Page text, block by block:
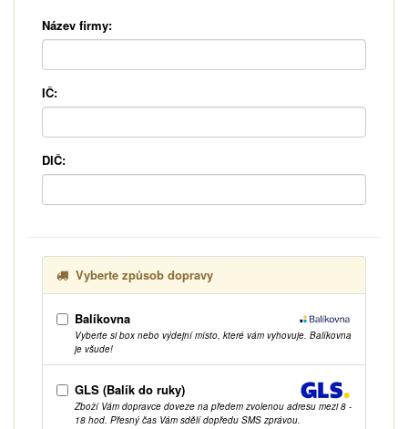
Název firmy:
IČ:
DIČ:
Vyberte způsob dopravy
Balíkovna
Vyberte si box nebo výdejní místo, které vám vyhovuje. Balíkovna
je všude!
GLS (Balík do ruky)
Zboží Vám dopravce doveze na předem zvolenou adresu mezi 8 -
18 hod. Přesný čas Vám sdělí dopředu SMS zprávou.